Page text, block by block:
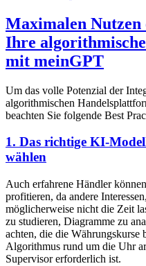
Maximalen
Ihre
mit meinGPT
Um das volle Potenzial der
algorithmischen
beachten Sie folgende Best
1. Das richtige KI-
wählen
Auch erfahrene Händler
profitieren, da andere
möglicherweise nicht die Zeit
zu studieren, Diagramme zu
achten, die die Währungskurse
Algorithmus rund um die Uhr
Supervisor erforderlich ist.